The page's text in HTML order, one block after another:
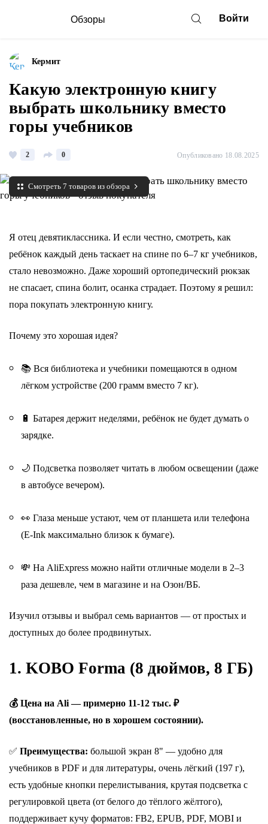
Обзоры Войти
Кермит
Какую электронную книгу
выбрать школьнику вместо
горы учебников
2 0 Опубликовано 18.08.2025
Смотреть 7 товаров из обзора
Я отец девятиклассника. И если честно, смотреть, как
ребёнок каждый день таскает на спине по 6–7 кг учебников,
стало невозможно. Даже хороший ортопедический рюкзак
не спасает, спина болит, осанка страдает. Поэтому я решил:
пора покупать электронную книгу.
Почему это хорошая идея?
📚 Вся библиотека и учебники помещаются в одном
лёгком устройстве (200 грамм вместо 7 кг).
🔋 Батарея держит неделями, ребёнок не будет думать о
зарядке.
🌙 Подсветка позволяет читать в любом освещении (даже
в автобусе вечером).
👀 Глаза меньше устают, чем от планшета или телефона
(E-Ink максимально близок к бумаге).
💸 На AliExpress можно найти отличные модели в 2–3
раза дешевле, чем в магазине и на Озон/ВБ.
Изучил отзывы и выбрал семь вариантов — от простых и
доступных до более продвинутых.
1. KOBO Forma (8 дюймов, 8 ГБ)
💰 Цена на Ali — примерно 11-12 тыс. ₽
(восстановленные, но в хорошем состоянии).
✅ Преимущества: большой экран 8" — удобно для
учебников в PDF и для литературы, очень лёгкий (197 г),
есть удобные кнопки перелистывания, крутая подсветка с
регулировкой цвета (от белого до тёплого жёлтого),
поддерживает кучу форматов: FB2, EPUB, PDF, MOBI и